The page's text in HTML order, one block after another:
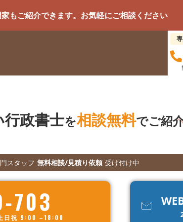
できます。お気軽にご相談ください
政書士を相談無料でご紹
スタッフ 無料相談/見積り依頼 受け付け中
703
日祝 9:00 –18:00